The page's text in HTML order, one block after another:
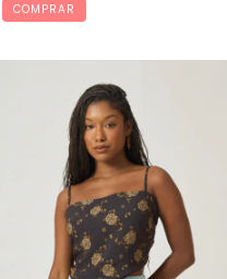
COMPRAR